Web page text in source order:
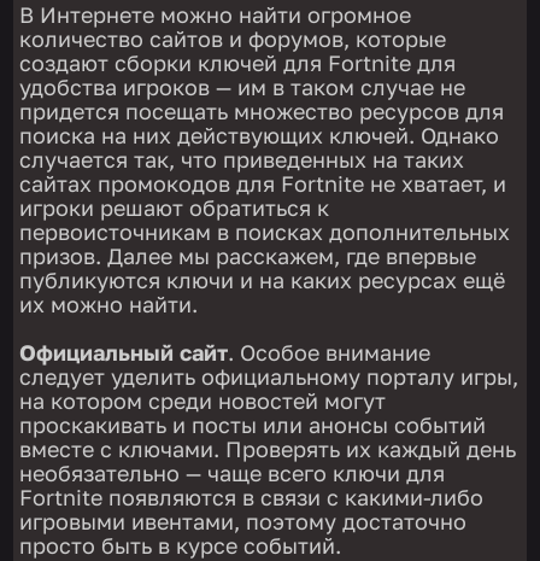
В Интернете можно найти огромное
количество сайтов и форумов, которые
создают сборки ключей для Fortnite для
удобства игроков — им в таком случае не
придется посещать множество ресурсов для
поиска на них действующих ключей. Однако
случается так, что приведенных на таких
сайтах промокодов для Fortnite не хватает, и
игроки решают обратиться к
первоисточникам в поисках дополнительных
призов. Далее мы расскажем, где впервые
публикуются ключи и на каких ресурсах ещё
их можно найти.
Официальный сайт. Особое внимание
следует уделить официальному порталу игры,
на котором среди новостей могут
проскакивать и посты или анонсы событий
вместе с ключами. Проверять их каждый день
необязательно — чаще всего ключи для
Fortnite появляются в связи с какими-либо
игровыми ивентами, поэтому достаточно
просто быть в курсе событий.